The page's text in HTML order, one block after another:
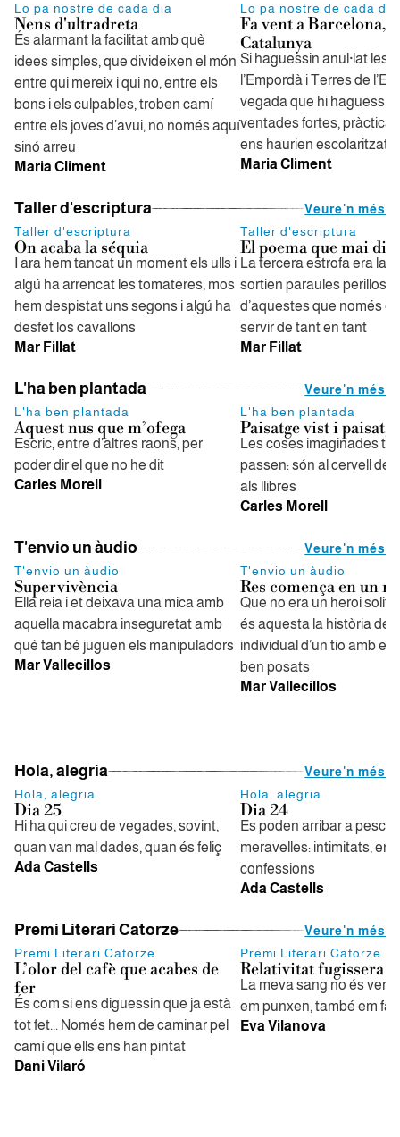
Lo pa nostre de cada dia
Nens d'ultradreta
És alarmant la facilitat amb què
idees simples, que divideixen el món
entre qui mereix i qui no, entre els
bons i els culpables, troben camí
entre els joves d’avui, no només aquí
sinó arreu
Maria Climent
Lo pa nostre de cada dia
Fa vent a Barcelona,
Catalunya
Si haguessin anul·lat les
l’Empordà i Terres de
vegada que hi haguessin
ventades fortes,
ens haurien escolaritzat
Maria Climent
Taller d'escriptura
Veure'n més
Taller d'escriptura
On acaba la séquia
I ara hem tancat un moment els ulls i
algú ha arrencat les tomateres, mos
hem despistat uns segons i algú ha
desfet los cavallons
Mar Fillat
Taller d'escriptura
El poema que mai
La tercera estrofa era la
sortien paraules
d’aquestes que només
servir de tant en tant
Mar Fillat
L'ha ben plantada
Veure'n més
L'ha ben plantada
Aquest nus que m’ofega
Escric, entre d’altres raons, per
poder dir el que no he dit
Carles Morell
L'ha ben plantada
Paisatge vist i
Les coses imaginades
passen: són al cervell de
als llibres
Carles Morell
T'envio un àudio
Veure'n més
T'envio un àudio
Supervivència
Ella reia i et deixava una mica amb
aquella macabra inseguretat amb
què tan bé juguen els manipuladors
Mar Vallecillos
T'envio un àudio
Res comença en un
Que no era un heroi
és aquesta la història de
individual d’un tio amb
ben posats
Mar Vallecillos
Hola, alegria
Veure'n més
Hola, alegria
Dia 25
Hi ha qui creu de vegades, sovint,
quan van mal dades, quan és feliç
Ada Castells
Hola, alegria
Dia 24
Es poden arribar a pescar
meravelles: intimitats,
confessions
Ada Castells
Premi Literari Catorze
Veure'n més
Premi Literari Catorze
L’olor del cafè que acabes de
fer
És com si ens diguessin que ja està
tot fet... Només hem de caminar pel
camí que ells ens han pintat
Dani Vilaró
Premi Literari Catorze
Relativitat fugissera
La meva sang no és
em punxen, també em
Eva Vilanova